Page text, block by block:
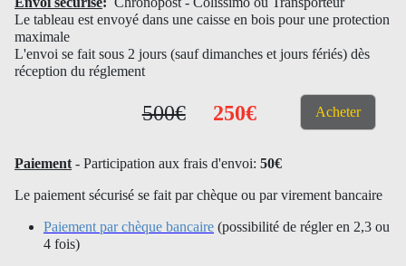
Le tableau est envoyé dans une caisse en bois pour une protection
maximale
L'envoi se fait sous 2 jours (sauf dimanches et jours fériés) dès
réception du réglement
500€ 250€ Acheter
Paiement - Participation aux frais d'envoi: 50€
Le paiement sécurisé se fait par chèque ou par virement bancaire
Paiement par chèque bancaire (possibilité de régler en 2,3 ou
4 fois)